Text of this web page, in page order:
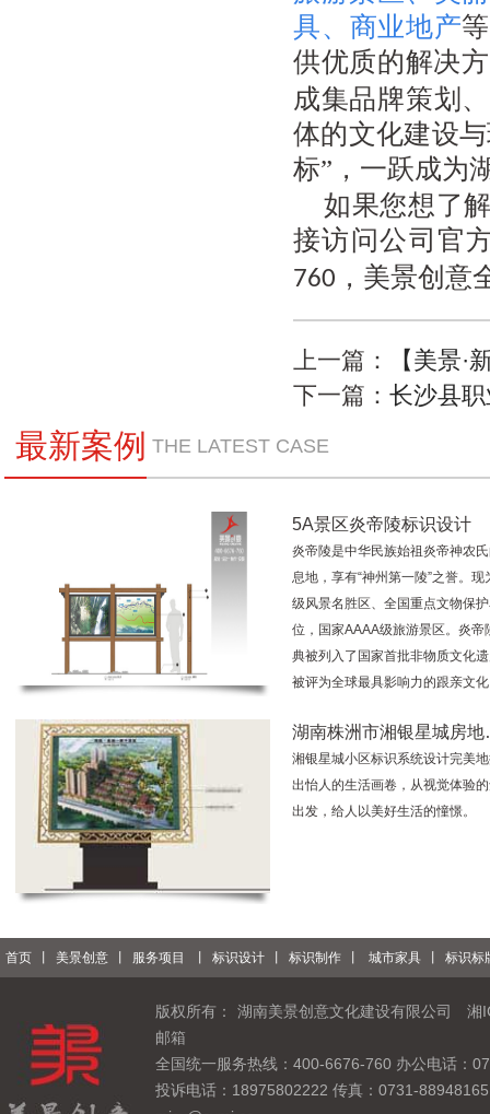
具、 商业地产
供优质的解决
成集品牌策划
体的文化建设
标”，一跃成为
如果您想了
接访问公司官
760 ，美景创意
上一篇：
【美景
下一篇： 长沙县
最新案例 THE LATEST CASE
5A景区炎帝陵标识设计
炎帝陵是中华民族始祖炎帝神农
息地，享有“神州第一陵”之誉。现
级风景名胜区、全国重点文物保
位，国家AAAA级旅游景区。炎帝
典被列入了国家首批非物质文化
被评为全球最具影响力的跟亲文
湖南株洲市湘银星城房
湘银星城小区标识系统设计完美
出怡人的生活画卷，从视觉体验
出发，给人以美好生活的憧憬。
首页 美景创意 服务项目 标识设计 标识制作 城市家具 标识标
版权所有： 湖南美景创意文化建设有限公司
湘
邮箱
全国统一服务热线：400-6676-760 办公电话：
投诉电话：18975802222 传真：0731-